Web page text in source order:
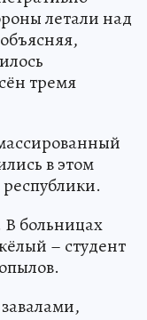
летали над
тремя
в этом
В больницах
– студент